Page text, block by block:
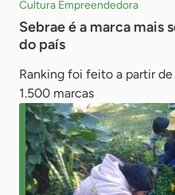
Cultura Empreendedora
Sebrae é a marca mais
do país
Ranking foi feito a partir
1.500 marcas